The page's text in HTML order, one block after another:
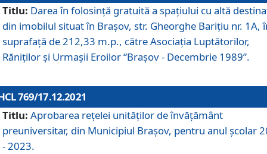
Titlu: Darea în folosinţă gratuită a spaţiului cu altă
din imobilul situat în Braşov, str. Gheorghe Bariţiu nr. 1A,
suprafaţă de 212,33 m.p., către Asociaţia Luptătorilor,
Răniţilor şi Urmaşii Eroilor “Braşov - Decembrie 1989”.
769/17.12.2021
Titlu: Aprobarea reţelei unităţilor de învăţământ
preuniversitar, din Municipiul Braşov, pentru anul şcolar
- 2023.